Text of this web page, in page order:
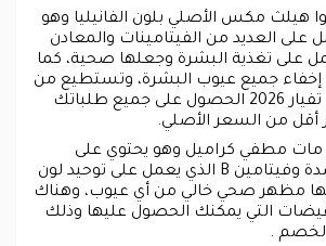
هيلث مكس الأصلي بلون الفانيليا وهو
على العديد من الفيتامينات والمعادن
على تغذية البشرة وجعلها صحية، كما
إخفاء جميع عيوب البشرة، وتستطيع من
خلال كود خصم تفيار 2026 الحصول على جميع طلباتك
أقل من السعر الأصلي.
مات مطفي كراميل وهو يحتوي على
مضادات للأكسدة وفيتامين B الذي يعمل على توحيد لون
مظهر صحي خالي من أي عيوب، وهناك
التي يمكنك الحصول عليها وذلك
.